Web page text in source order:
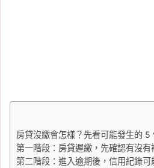
房貸沒繳會怎樣？先看可能發生的 5
第一階段：房貸遲繳，先確認有沒有
第二階段：進入逾期後，信用紀錄可